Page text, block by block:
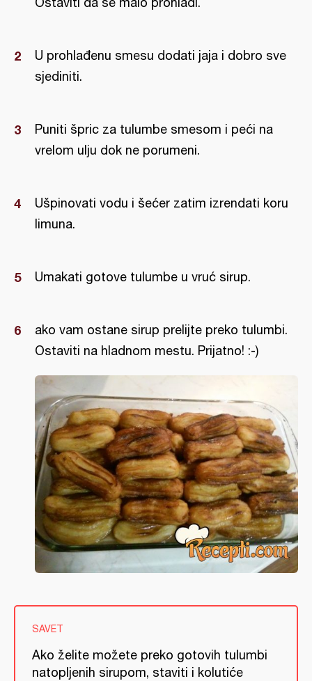
U prohlađenu smesu dodati jaja i dobro sve
sjediniti.
Puniti špric za tulumbe smesom i peći na
vrelom ulju dok ne porumeni.
Ušpinovati vodu i šećer zatim izrendati koru
limuna.
Umakati gotove tulumbe u vruć sirup.
ako vam ostane sirup prelijte preko tulumbi.
Ostaviti na hladnom mestu. Prijatno! :-)
SAVET
Ako želite možete preko gotovih tulumbi
natopljenih sirupom, staviti i kolutiće